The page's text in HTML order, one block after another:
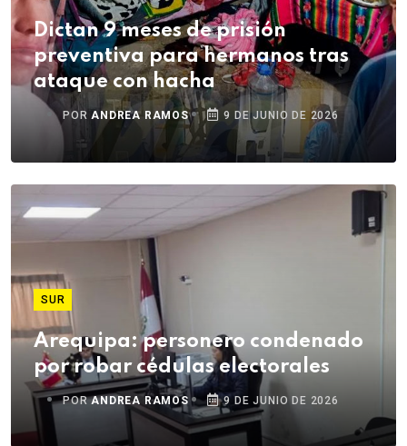
Dictan 9 meses de prisión
preventiva para hermanos tras
ataque con hacha
PORANDREA RAMOS 9 DE JUNIO DE 2026
SUR
Arequipa: personero condenado
por robar cédulas electorales
PORANDREA RAMOS 9 DE JUNIO DE 2026